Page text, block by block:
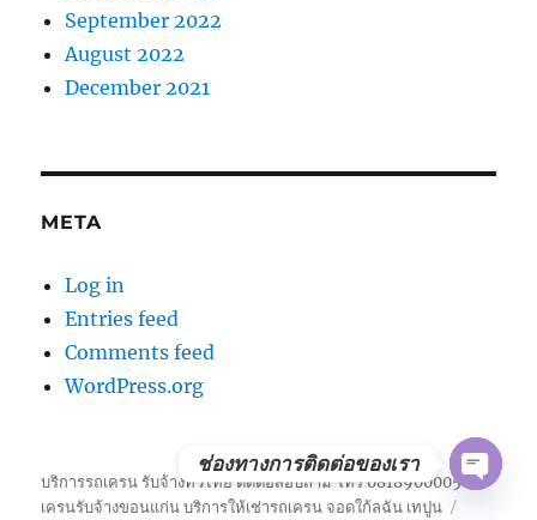
September 2022
August 2022
December 2021
META
Log in
Entries feed
Comments feed
WordPress.org
บริการรถเครน รับจ้างทั่วไทย ติดต่อสอบถาม โทร 0818900005
เครนรับจ้างขอนแก่น บริการให้เช่ารถเครน จอดใก้ลฉัน เทปูน
ช่องทางการติดต่อของเรา
OPEN